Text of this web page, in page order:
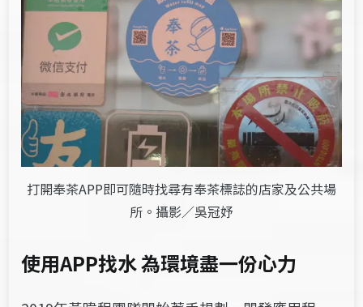
打開奉茶APP即可隨時找尋有奉茶標誌的店家及公共場
所。攝影／吳冠妤
使用APP找水 為環境盡一份心力